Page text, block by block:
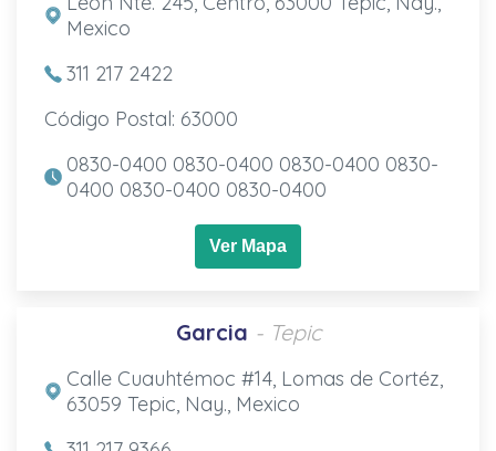
Mexico
311 217 2422
Código Postal: 63000
0830-0400 0830-0400 0830-0400 0830-
0400 0830-0400 0830-0400
Ver Mapa
Garcia - Tepic
Calle Cuauhtémoc #14, Lomas de Cortéz,
63059 Tepic, Nay., Mexico